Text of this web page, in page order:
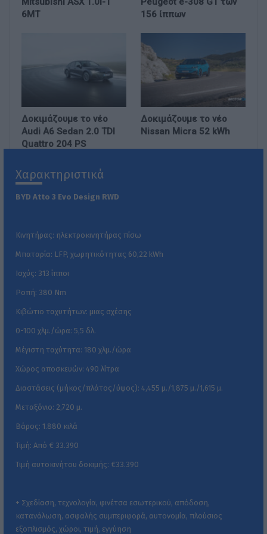
6MT
156 ίππων
Δοκιμάζουμε το νέο
Audi A6 Sedan 2.0 TDI
Quattro 204 PS
Δοκιμάζουμε το νέο
Nissan Micra 52 kWh
Χαρακτηριστικά
BYD Atto 3 Evo Design RWD
Κινητήρας: ηλεκτροκινητήρας πίσω
Μπαταρία: LFP, χωρητικότητας 60,22 kWh
Ισχύς: 313 ίπποι
Ροπή: 380 Nm
Κιβώτιο ταχυτήτων: μιας σχέσης
0-100 χλμ./ώρα: 5,5 δλ.
Μέγιστη ταχύτητα: 180 χλμ./ώρα
Χώρος αποσκευών: 490 λίτρα
Διαστάσεις (μήκος/πλάτος/ύψος): 4,455 μ./1,875 μ./1,615 μ.
Μεταξόνιο: 2,720 μ.
Βάρος: 1.880 κιλά
Τιμή: Από € 33.390
Τιμή αυτοκινήτου δοκιμής: €33.390
+ Σχεδίαση, τεχνολογία, φινέτσα εσωτερικού, απόδοση,
κατανάλωση, ασφαλής συμπεριφορά, αυτονομία, πλούσιος
εξοπλισμός, χώροι, τιμή, εγγύηση